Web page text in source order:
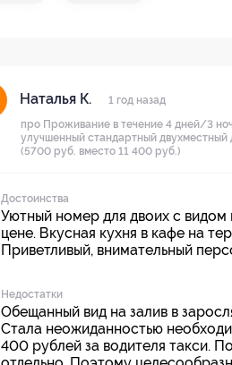
Наталья К. 1 год назад
про Проживание в течение 4 дней/3
улучшенный стандартный двухместный
(5700 руб. вместо 11 400 руб.)
Достоинства
Уютный номер для двоих с
цене. Вкусная кухня в кафе на
Приветливый, внимательный
Недостатки
Обещанный вид на залив в
Стала неожиданностью
400 рублей за водителя такси.